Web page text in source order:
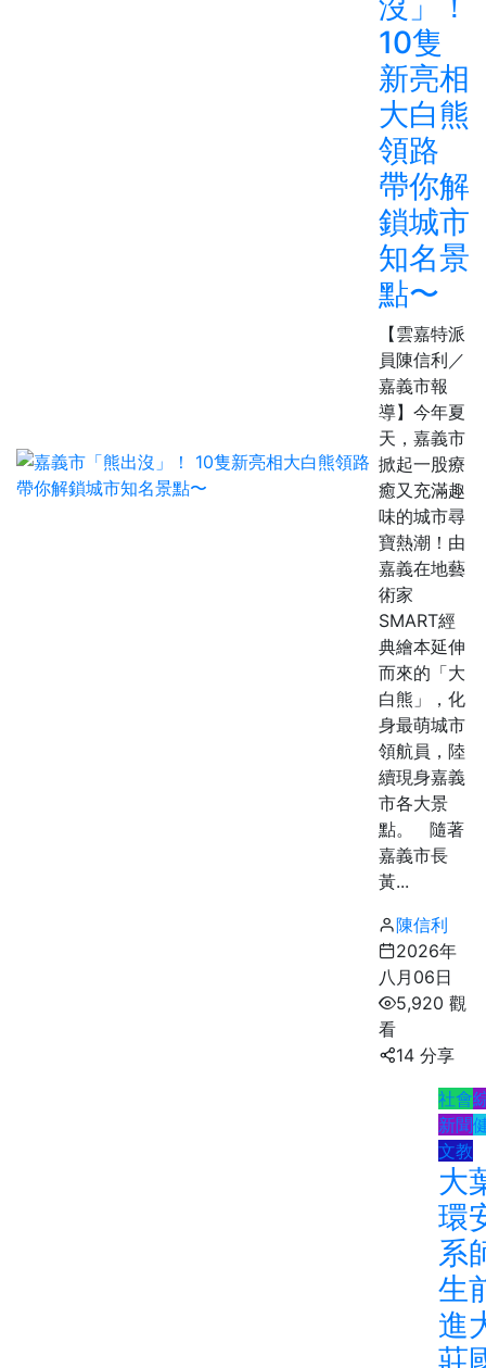
10隻
新亮相
大白熊
領路
帶你解
鎖城市
知名景
點〜
【雲嘉特派
員陳信利／
嘉義市報
導】今年夏
天，嘉義市
掀起一股療
癒又充滿趣
味的城市尋
寶熱潮！由
嘉義在地藝
術家
SMART經
典繪本延伸
而來的「大
白熊」，化
身最萌城市
領航員，陸
續現身嘉義
市各大景
點。 隨著
嘉義市長
黃...
陳信利
2026年
八月06日
5,920 觀
看
14 分享
社會
新聞
文教
大
環
系
生
進
莊